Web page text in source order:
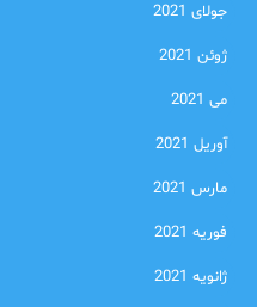
جولای 2021
ژوئن 2021
می 2021
آوریل 2021
مارس 2021
فوریه 2021
ژانویه 2021